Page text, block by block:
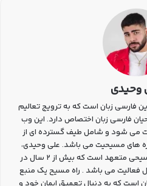
وحیدی
فارسی زبان است که به ترویج تعالیم
فارسی زبان اختصاص دارد. این وب
می شود و شامل طیف گسترده ای از
های مسیحیت می باشد. علی وحیدی،
مدیر وب سایت راه مسیح، یک مسیحی متعهد است که بیش از 2 سال در
فعالیت می باشد . راه مسیح یک منبع
است که به دنبال تعمیق ایمان خود و